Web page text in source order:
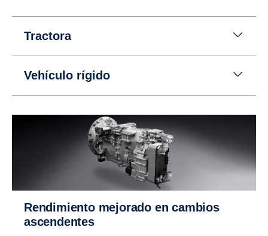
Marcha atrás
En lugar de un piñón, se utiliza un engranaje
planetario para la marcha atrás. Con esta solución,
Tractora
Vehículo rígido
Rendi­miento mejorado en cambios
ascen­dentes